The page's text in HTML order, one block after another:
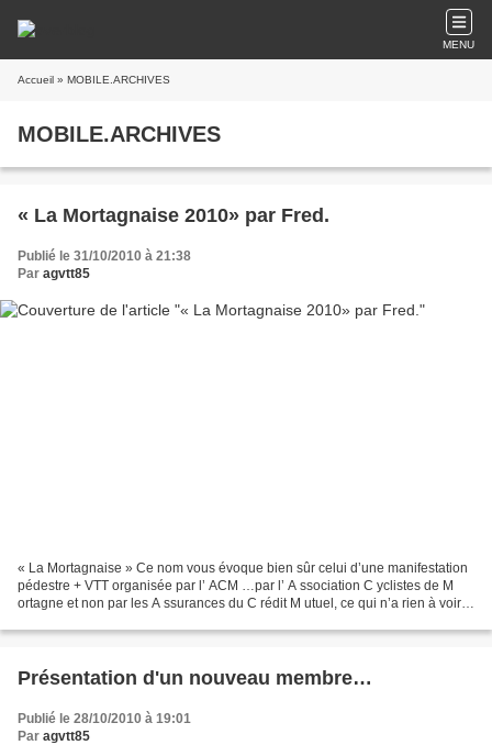
MENU
Accueil » MOBILE.ARCHIVES
MOBILE.ARCHIVES
« La Mortagnaise 2010» par Fred.
Publié le 31/10/2010 à 21:38
Par agvtt85
« La Mortagnaise » Ce nom vous évoque bien sûr celui d’une manifestation
pédestre + VTT organisée par l’ ACM …par l’ A ssociation C yclistes de M
ortagne et non par les A ssurances du C rédit M utuel, ce qui n’a rien à voir !
Présentation d'un nouveau membre…
Publié le 28/10/2010 à 19:01
Par agvtt85